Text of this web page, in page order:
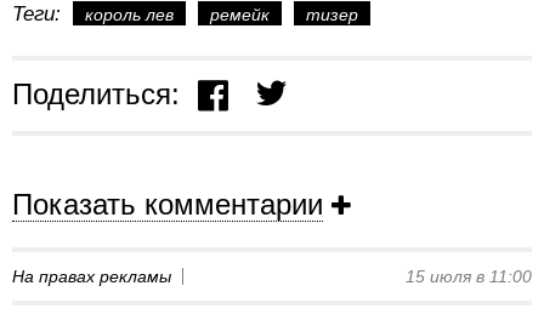
Теги: король лев ремейк тизер
Поделиться:
Показать комментарии
На правах рекламы 15 июля в 11:00